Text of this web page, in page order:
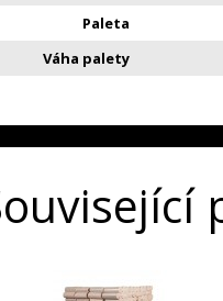
Paleta
Váha palety